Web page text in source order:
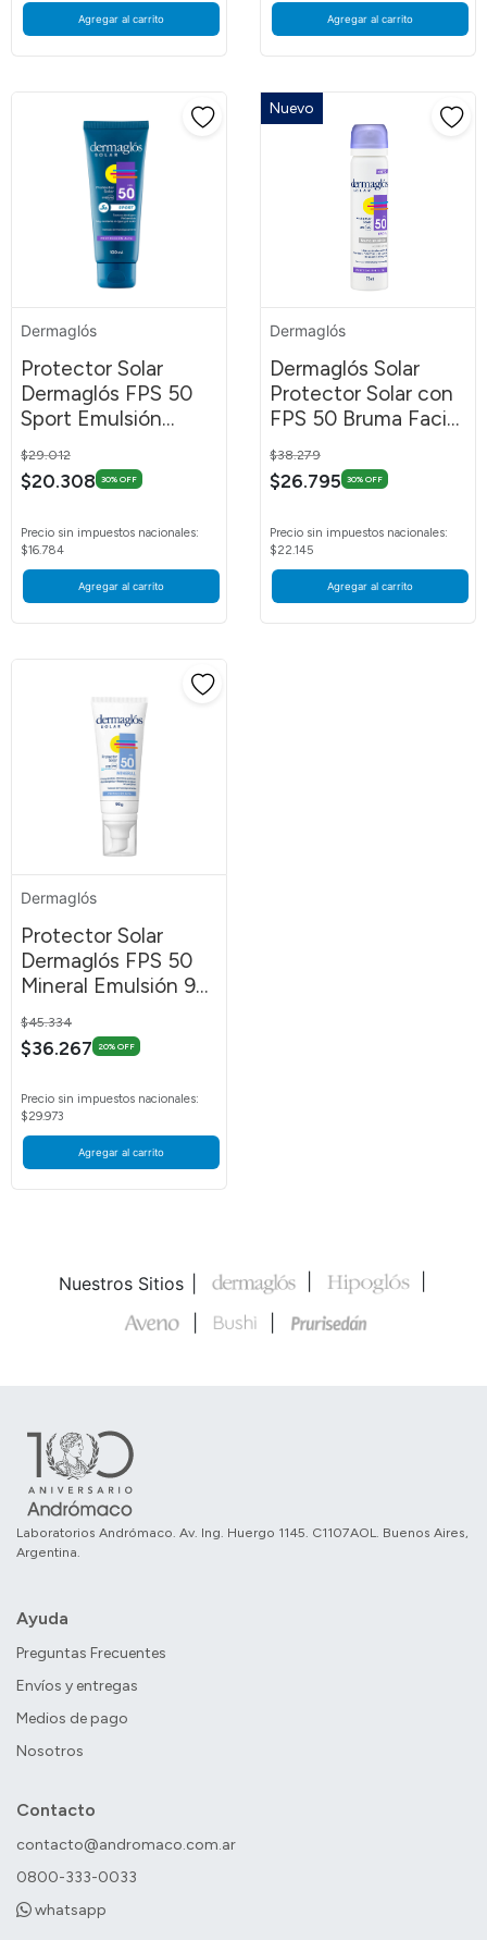
Agregar al carrito Agregar al carrito
Dermaglós
Protector Solar
Dermaglós FPS 50
Sport Emulsión
100ml
Price reduced from
$29.012
$20.308 30% OFF
Precio sin impuestos nacionales:
$16.784
Agregar al carrito
Nuevo
Dermaglós
Dermaglós Solar
Protector Solar con
FPS 50 Bruma Facial
Emulsión en Spray
Continuo por 75 ml
Price reduced from
$38.279
$26.795 30% OFF
Precio sin impuestos nacionales:
$22.145
Agregar al carrito
Dermaglós
Protector Solar
Dermaglós FPS 50
Mineral Emulsión 90
g
Price reduced from
$45.334
$36.267 20% OFF
Precio sin impuestos nacionales:
$29.973
Agregar al carrito
Nuestros Sitios
Laboratorios Andrómaco. Av. Ing. Huergo 1145. C1107AOL. Buenos Aires,
Argentina.
Ayuda
Preguntas Frecuentes
Envíos y entregas
Medios de pago
Nosotros
Contacto
contacto@andromaco.com.ar
0800-333-0033
whatsapp